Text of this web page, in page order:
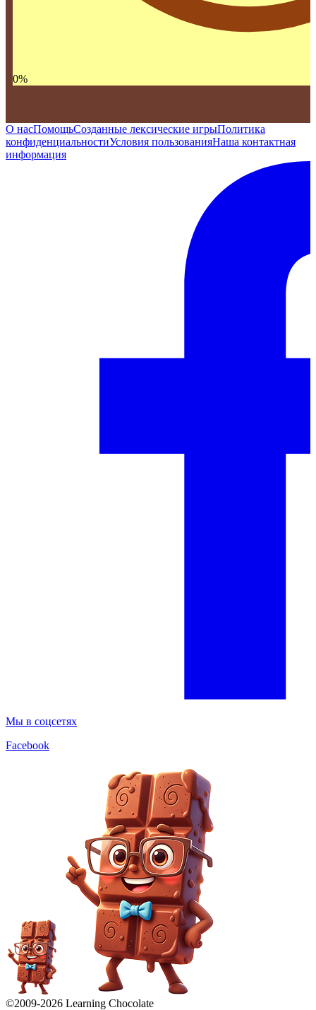
0%
О насПомощьСозданные лексические игрыПолитика
конфиденциальностиУсловия пользованияНаша контактная
информация
Мы в соцсетях
Facebook
©2009-2026 Learning Chocolate